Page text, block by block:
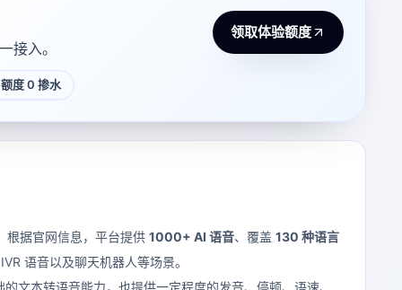
接入。
度 0 掺水
领取体验额度
根据官网信息，平台提供 1000+ AI 语音、覆盖 130 种语言
语音以及聊天机器人等场景。
文本转语音能力，也提供一定程度的发音、停顿、语速、